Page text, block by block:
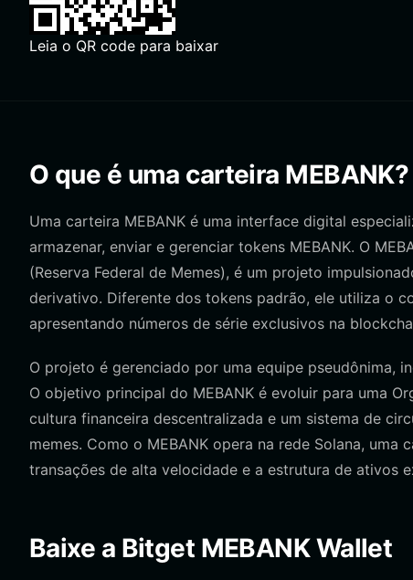
Leia o QR code para baixar
O que é uma carteira MEBANK?
Uma carteira MEBANK é uma interface digital
armazenar, enviar e gerenciar tokens MEBANK. O
(Reserva Federal de Memes), é um projeto
derivativo. Diferente dos tokens padrão, ele utiliza o
apresentando números de série exclusivos na
O projeto é gerenciado por uma equipe pseudônima,
O objetivo principal do MEBANK é evoluir para uma
cultura financeira descentralizada e um sistema de
memes. Como o MEBANK opera na rede Solana,
transações de alta velocidade e a estrutura de ativos
Baixe a Bitget MEBANK Wallet